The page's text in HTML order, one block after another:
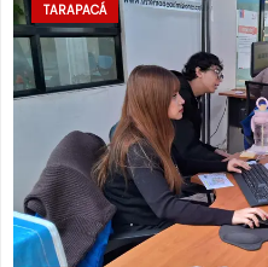
TARAPACÁ